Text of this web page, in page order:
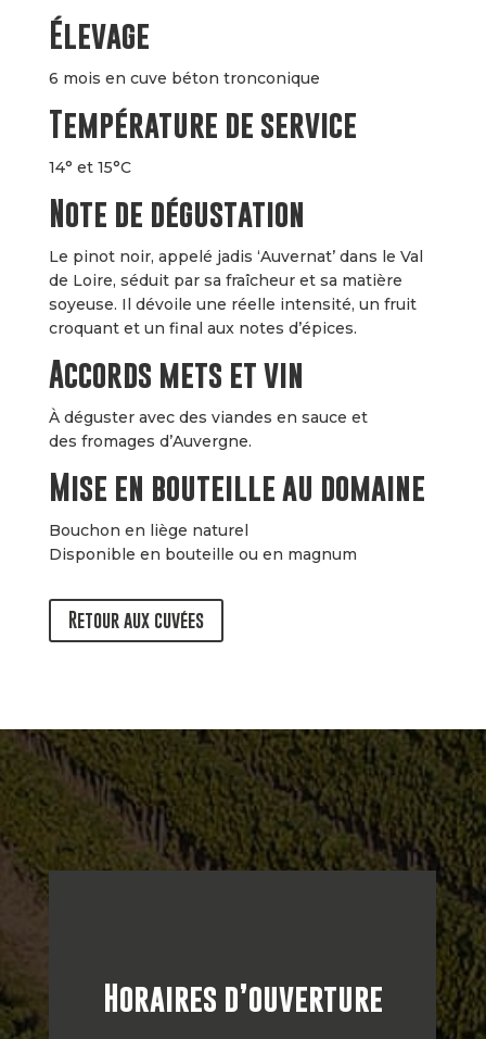
Élevage
6 mois en cuve béton tronconique
Température de service
14° et 15°C
Note de dégustation
Le pinot noir, appelé jadis ‘Auvernat’ dans le Val
de Loire, séduit par sa fraîcheur et sa matière
soyeuse. Il dévoile une réelle intensité, un fruit
croquant et un final aux notes d’épices.
Accords mets et vin
À déguster avec des viandes en sauce et
des fromages d’Auvergne.
Mise en bouteille au domaine
Bouchon en liège naturel
Disponible en bouteille ou en magnum
Retour aux cuvées
Horaires d’ouverture